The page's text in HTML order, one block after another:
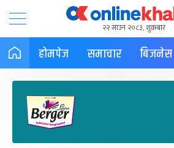
२२ साउन २०८३, शुक्रबार
होमपेज समाचार बिजनेस